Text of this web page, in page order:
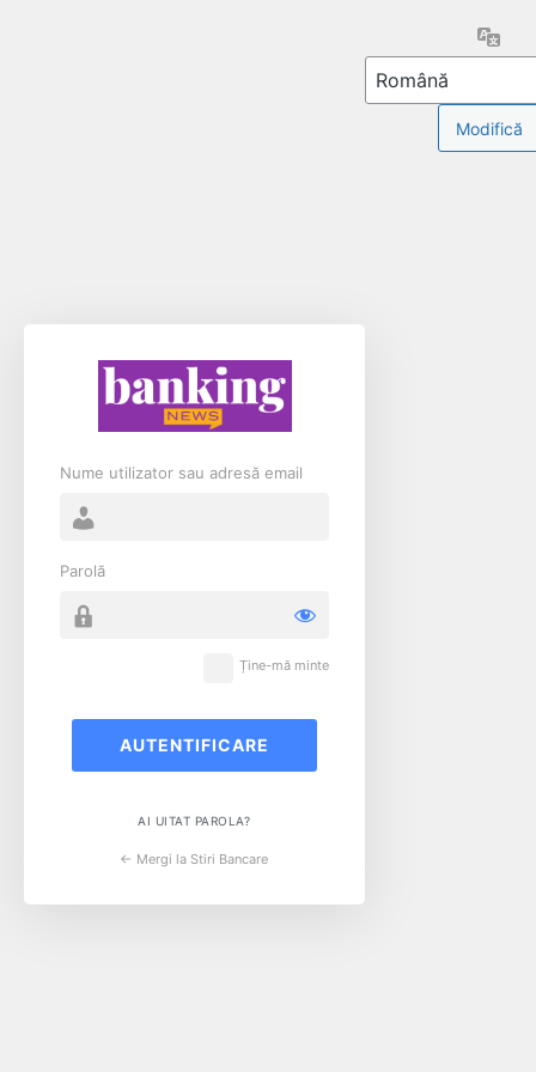
Nume utilizator sau adresă email
Parolă
Ține-mă minte
AI UITAT PAROLA?
← Mergi la Stiri Bancare